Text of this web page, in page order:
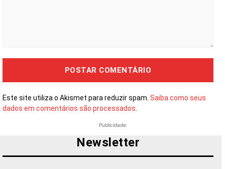
Este site utiliza o Akismet para reduzir spam. Saiba como seus
dados em comentários são processados.
Publicidade
Newsletter